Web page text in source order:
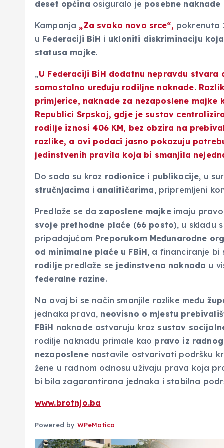
deset općina osiguralo je posebne
Kampanja „Za svako novo srce“, pokrenuta
u Federaciji BiH i ukloniti diskriminaciju
statusa majke.
„U Federaciji BiH dodatnu nepravdu
samostalno uređuju rodiljne naknade.
primjerice, naknade za nezaposlene majke
Republici Srpskoj, gdje je sustav
rodilje iznosi 406 KM, bez obzira na
razlike, a ovi podaci jasno pokazuju
jedinstvenih pravila koja bi smanjila
Do sada su kroz radionice i publikacije, u
stručnjacima i analitičarima, pripremljeni
Predlaže se da zaposlene majkeimaju
svoje prethodne plaće (66 posto), u skladu
pripadajućom Preporukom Međunarodne
od minimalne plaće u FBiH, a financiranje bi
rodilje predlaže se jedinstvena naknada u
federalne razine.
Na ovaj bi se način smanjile razlike među
jednaka prava, neovisno o mjestu
FBiH naknade ostvaruju kroz sustav
rodilje naknadu primale kao pravo iz
nezaposlenenastavile ostvarivati podršku
žene u radnom odnosu uživaju prava koja
bi bila zagarantirana jednaka i stabilna
www.brotnjo.ba
Powered by WPeMatico